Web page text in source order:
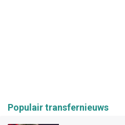
Populair transfernieuws